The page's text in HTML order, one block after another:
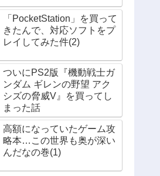
「PocketStation」を買って
きたんで、対応ソフトをプ
レイしてみた件(2)
ついにPS2版『機動戦士ガ
ンダム ギレンの野望 アク
シズの脅威V』を買ってし
まった話
高額になっていたゲーム攻
略本…この世界も奥が深い
んだなの巻(1)